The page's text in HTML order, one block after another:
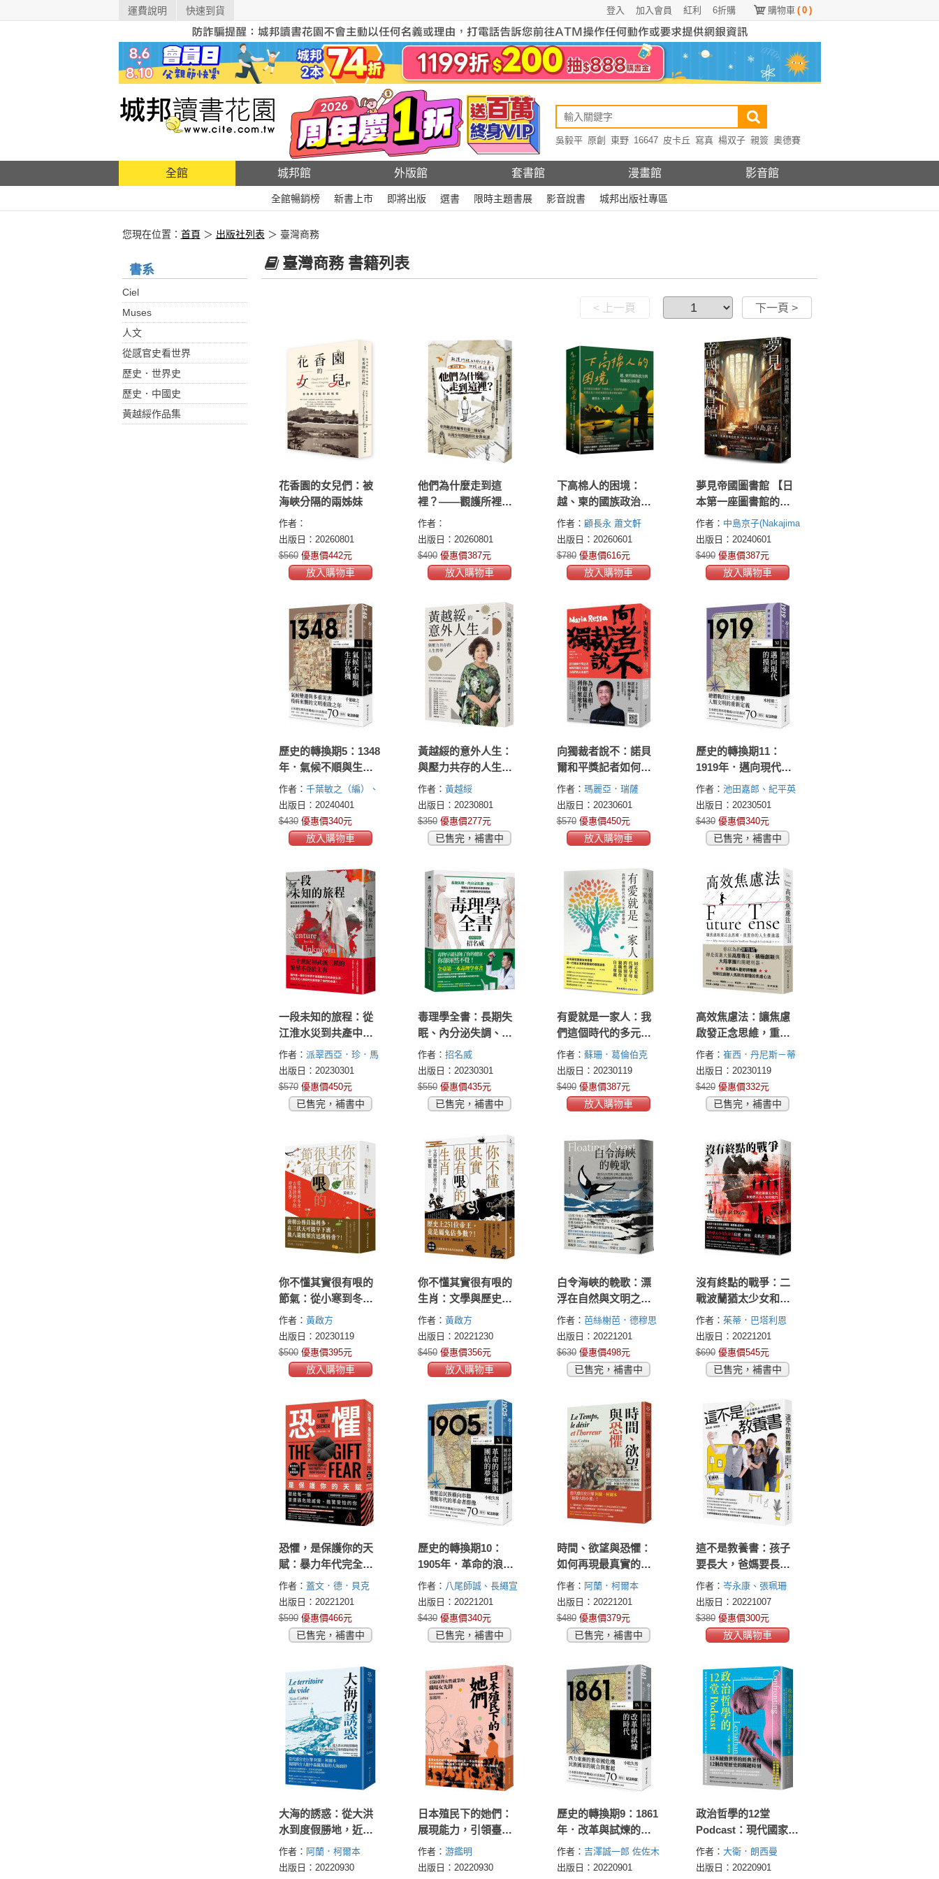
運費說明 快速到貨 購物車 ( 0 )
6折購
紅利
加入會員
登入
吳毅平 原創 東野 16647 皮卡丘 寫真 楊双子 親簽 奧德賽
全館 城邦館 外版館 套書館 漫畫館 影音館
全館暢銷榜 新書上市 即將出版 選書 限時主題書展 影音說書 城邦出版社專區
您現在位置： 首頁 ＞ 出版社列表 ＞ 臺灣商務
書系
Ciel
Muses
人文
從感官史看世界
歷史．世界史
歷史．中國史
黃越綏作品集
臺灣商務 書籍列表
< 上一頁 下一頁 >
花香園的女兒們：被
海峽分隔的兩姊妹
作者：
出版日：20260801
$560 優惠價442元
放入購物車
他們為什麼走到這
裡？——觀護所裡的
非行少年，35段迷途
青春
作者：
出版日：20260801
$490 優惠價387元
放入購物車
下高棉人的困境：
越、柬的國族政治與
地緣政治糾葛
作者： 顧長永 蕭文軒
出版日：20260601
$780 優惠價616元
放入購物車
夢見帝國圖書館 【日
本第一座圖書館的故
事，感人經典《東京
小屋的回憶》作者女
性書寫回歸力作】
作者： 中島京子(Nakajima
Kyoko)
出版日：20240601
$490 優惠價387元
放入購物車
歷史的轉換期5：1348
年．氣候不順與生存
危機
作者： 千葉敏之（編）、
長谷部史彥、井上周平、
四日市康博、井黑忍、松
浦史明
出版日：20240401
$430 優惠價340元
放入購物車
黃越綏的意外人生：
與壓力共存的人生哲
學（全新增訂版）
作者： 黃越綏
出版日：20230801
$350 優惠價277元
已售完，補書中
向獨裁者說不：諾貝
爾和平獎記者如何捍
衛民主底線，為我們
的未來奮鬥
作者： 瑪麗亞．瑞薩
(Maria Ressa)
出版日：20230601
$570 優惠價450元
放入購物車
歷史的轉換期11：
1919年．邁向現代的
摸索
作者： 池田嘉郎、紀平英
作、深町英夫
出版日：20230501
$430 優惠價340元
已售完，補書中
一段未知的旅程：從
江淮水災到共產中
國，樂勒脫修女眼中
的動盪年代
作者： 派翠西亞．珍．馬
尼恩(Patricia Jean
Manion)
出版日：20230301
$570 優惠價450元
已售完，補書中
毒理學全書：長期失
眠、內分泌失調、腹
瀉……理解生活中潛
伏的各類毒物，激發
人體保護機制的防毒
聖經
作者： 招名威
出版日：20230301
$550 優惠價435元
已售完，補書中
有愛就是一家人：我
們這個時代的多元家
庭想像圖
作者： 蘇珊．葛倫伯克
(Susan Golombok)
出版日：20230119
$490 優惠價387元
放入購物車
高效焦慮法：讓焦慮
啟發正念思維，重置
你的人生推進器
作者： 崔西．丹尼斯－蒂
瓦里(Tracy Dennis-
Tiwary)
出版日：20230119
$420 優惠價332元
已售完，補書中
你不懂其實很有哏的
節氣：從小寒到冬
至，古典詩詞中的時
間美學
作者： 黃啟方
出版日：20230119
$500 優惠價395元
放入購物車
你不懂其實很有哏的
生肖：文學與歷史形
塑下的十二靈獸
作者： 黃啟方
出版日：20221230
$450 優惠價356元
放入購物車
白令海峽的輓歌：漂
浮在自然與文明之間
的海岸，現代人類殖
民萬物的野心與潰敗
作者： 芭絲榭芭．德穆思
(Bathsheba Demuth)
出版日：20221201
$630 優惠價498元
已售完，補書中
沒有終點的戰爭：二
戰波蘭猶太少女和她
們不為人知的戰鬥
作者： 茱蒂．巴塔利恩
(Judy Batalion)
出版日：20221201
$690 優惠價545元
已售完，補書中
恐懼，是保護你的天
賦：暴力年代完全自
救指南（求生之書經
典重現版）
作者： 蓋文．德．貝克
(Gavin de Becker)
出版日：20221201
$590 優惠價466元
已售完，補書中
歷史的轉換期10：
1905年．革命的浪潮
與團結的夢想
作者： 八尾師誠、長繩宣
博、山根聰、藤波伸嘉
出版日：20221201
$430 優惠價340元
已售完，補書中
時間、欲望與恐懼：
如何再現最真實的歷
史樣貌，阿蘭‧柯爾
本的感官史講義
作者： 阿蘭．柯爾本
(Alain Corbin)
出版日：20221201
$480 優惠價379元
已售完，補書中
這不是教養書：孩子
要長大，爸媽要長
進！岑永康 X張珮珊的
獨家報導
作者： 岑永康、張珮珊
出版日：20221007
$380 優惠價300元
放入購物車
大海的誘惑：從大洪
水到度假勝地，近代
西方海洋意象的探索
與形塑
作者： 阿蘭．柯爾本
(Alain Corbin)
出版日：20220930
日本殖民下的她們：
展現能力，引領臺灣
女性就業的職場女先
鋒
作者： 游鑑明
出版日：20220930
歷史的轉換期9：1861
年．改革與試煉的時
代
作者： 吉澤誠一郎 佐佐木
紳青島陽子麓慎一
出版日：20220901
政治哲學的12堂
Podcast：現代國家如
何成形？民主自由如
何誕生？性別平等如
作者： 大衛．朗西曼
(David Runciman)
出版日：20220901